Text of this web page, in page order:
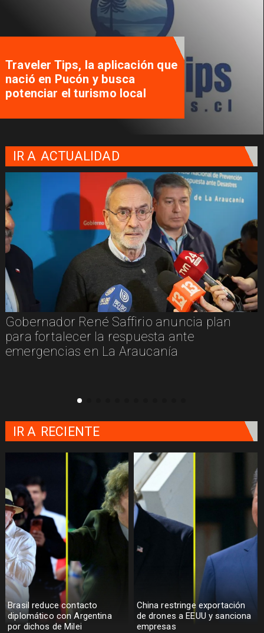
Traveler Tips, la aplicación que
nació en Pucón y busca
potenciar el turismo local
IR A ACTUALIDAD
Gobernador René Saffirio anuncia plan
para fortalecer la respuesta ante
emergencias en La Araucanía
Brasil reduce contacto
diplomático con Argentina
por dichos de Milei
China restringe exportación
de drones a EEUU y sanciona
empresas
IR A RECIENTE